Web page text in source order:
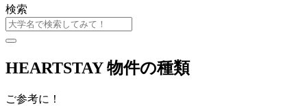
検索
HEARTSTAY 物件の種類
ご参考に！